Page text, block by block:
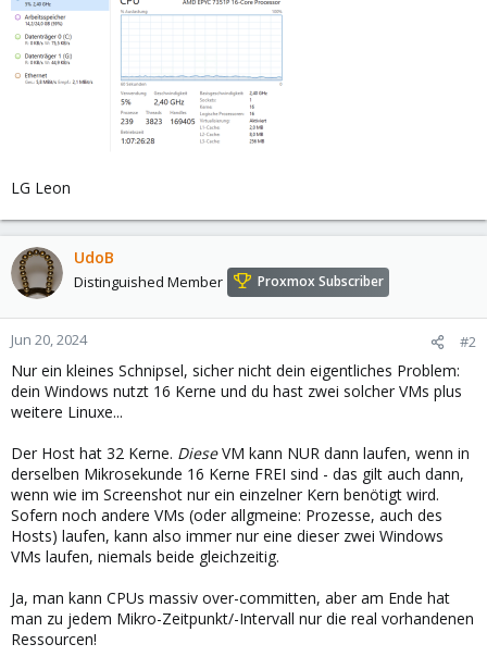
LG Leon
UdoB
Distinguished Member Proxmox Subscriber
Jun 20, 2024 #2
Nur ein kleines Schnipsel, sicher nicht dein eigentliches Problem:
dein Windows nutzt 16 Kerne und du hast zwei solcher VMs plus
weitere Linuxe...
Der Host hat 32 Kerne. DieseVM kann NUR dann laufen, wenn in
derselben Mikrosekunde 16 Kerne FREI sind - das gilt auch dann,
wenn wie im Screenshot nur ein einzelner Kern benötigt wird.
Sofern noch andere VMs (oder allgmeine: Prozesse, auch des
Hosts) laufen, kann also immer nur eine dieser zwei Windows
VMs laufen, niemals beide gleichzeitig.
Ja, man kann CPUs massiv over-committen, aber am Ende hat
man zu jedem Mikro-Zeitpunkt/-Intervall nur die real vorhandenen
Ressourcen!